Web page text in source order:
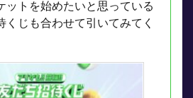
ットを始めたいと思っている
くじも合わせて引いてみてく